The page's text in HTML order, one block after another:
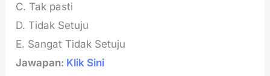
C. Tak pasti
D. Tidak Setuju
E. Sangat Tidak Setuju
Jawapan: Klik Sini